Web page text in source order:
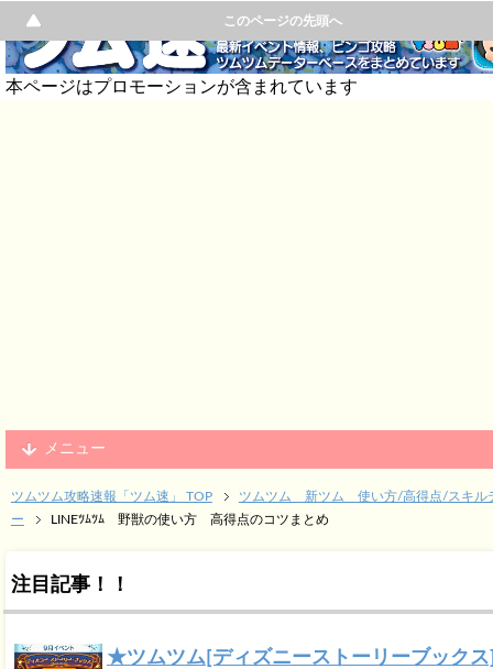
本ページはプロモーションが含まれています
メニュー
ツムツム攻略速報「ツム速」 TOP
ツムツム 新ツム 使い方/高得点/スキル
ー
LINEﾂﾑﾂﾑ 野獣の使い方 高得点のコツまとめ
注目記事！！
★ツムツム[ディズニーストーリーブック
このページの先頭へ